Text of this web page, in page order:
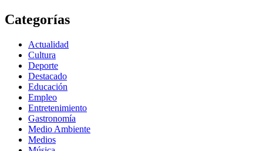
Categorías
Actualidad
Cultura
Deporte
Destacado
Educación
Empleo
Entretenimiento
Gastronomía
Medio Ambiente
Medios